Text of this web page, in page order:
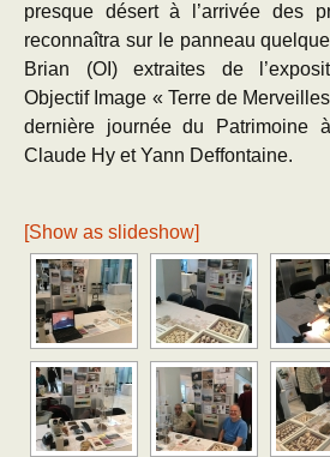
presque désert à l’arrivée des
reconnaîtra sur le panneau
Brian (OI) extraites de
Objectif Image « Terre de
dernière journée du Patrimoine
Claude Hy et Yann Deffontaine.
[Show as slideshow]